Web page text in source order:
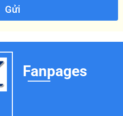
Gửi
Fanpages